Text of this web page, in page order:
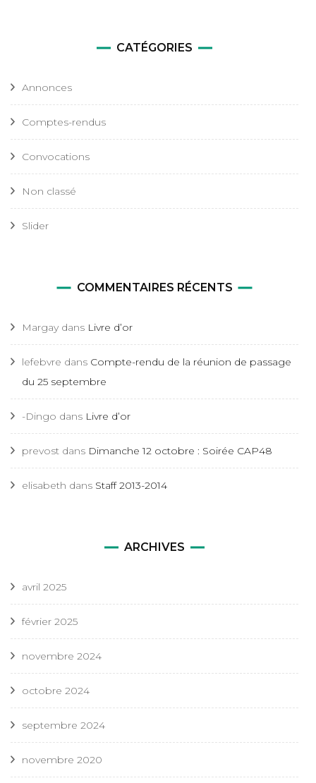
CATÉGORIES
Annonces
Comptes-rendus
Convocations
Non classé
Slider
COMMENTAIRES RÉCENTS
Margay dans Livre d’or
lefebvre dans Compte-rendu de la réunion de passage
du 25 septembre
-Dingo dans Livre d’or
prevost dans Dimanche 12 octobre : Soirée CAP48
elisabeth dans Staff 2013-2014
ARCHIVES
avril 2025
février 2025
novembre 2024
octobre 2024
septembre 2024
novembre 2020